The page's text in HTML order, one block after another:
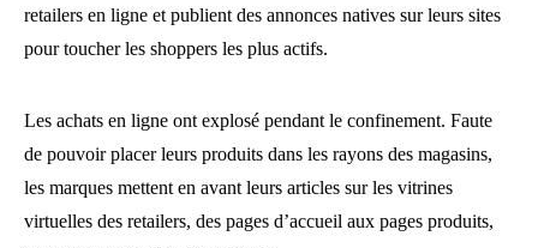
retailers en ligne et publient des annonces natives sur leurs sites
pour toucher les shoppers les plus actifs.
Les achats en ligne ont explosé pendant le confinement. Faute
de pouvoir placer leurs produits dans les rayons des magasins,
les marques mettent en avant leurs articles sur les vitrines
virtuelles des retailers, des pages d’accueil aux pages produits,